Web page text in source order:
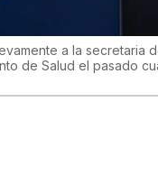
a la secretaria
de Salud el pasado